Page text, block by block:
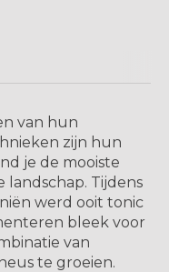
van hun
zijn hun
je de mooiste
landschap. Tijdens
werd ooit tonic
bleek voor
van
te groeien.